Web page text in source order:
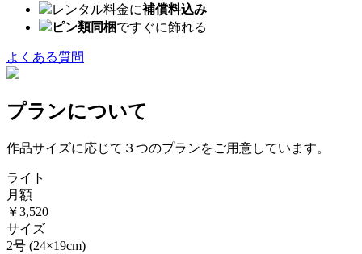
レンタル料金に補償料込み
ピン類同梱ですぐに飾れる
よくある質問
プランについて
作品サイズに応じて３つのプランをご用意しています。
ライト
月額
￥3,520
サイズ
2号 (24×19cm)